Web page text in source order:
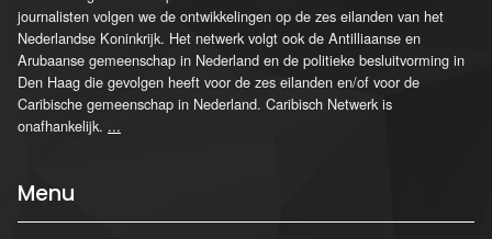
journalisten volgen we de ontwikkelingen op de zes eilanden van het
Nederlandse Koninkrijk. Het netwerk volgt ook de Antilliaanse en
Arubaanse gemeenschap in Nederland en de politieke besluitvorming in
Den Haag die gevolgen heeft voor de zes eilanden en/of voor de
Caribische gemeenschap in Nederland. Caribisch Netwerk is
onafhankelijk. ...
Menu